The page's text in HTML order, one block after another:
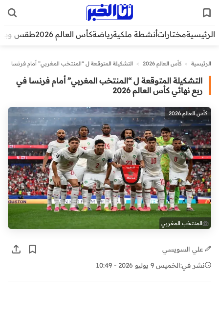
الرئيسيةمختاراتأنشطة ملكيةرياضةكأس العالم 2026 طقس
الرئيسية > كأس العالم 2026 >
التشكيلة المتوقعة ل “المنتخب المغربي” أمام فرنسا
التشكيلة المتوقعة ل “المنتخب المغربي” أمام فرنسا في
ربع نهائي كأس العالم 2026
كأس العالم 2026
المنتخب المغربي
علي السويسي
نشر في:الخميس 9 يوليو 2026 - 10:49